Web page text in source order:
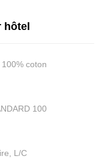
coton
100
L/C